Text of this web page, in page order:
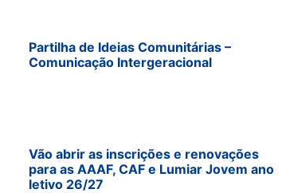
Partilha de Ideias Comunitárias –
Comunicação Intergeracional
Vão abrir as inscrições e renovações
para as AAAF, CAF e Lumiar Jovem ano
letivo 26/27